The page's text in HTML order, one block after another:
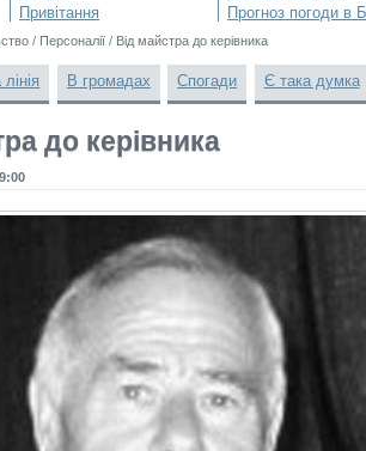
Привітання
Прогноз погоди в
/ Персоналії / Від майстра до керівника
В громадах Спогади Є така думка
до керівника